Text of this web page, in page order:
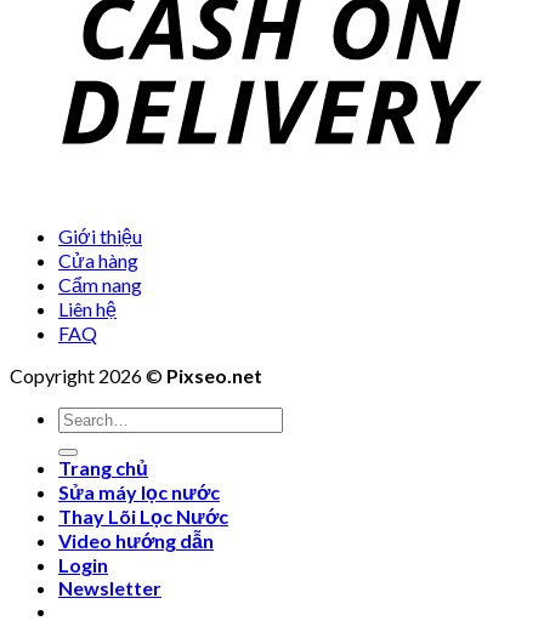
Giới thiệu
Cửa hàng
Cẩm nang
Liên hệ
FAQ
Copyright 2026 © Pixseo.net
Search
for:
Trang chủ
Sửa máy lọc nước
Thay Lõi Lọc Nước
Video hướng dẫn
Login
Newsletter